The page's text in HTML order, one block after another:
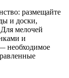
размещайте
и доски,
мелочей
и
необходимое